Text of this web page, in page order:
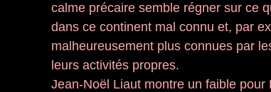
calme précaire semble régner sur ce
dans ce continent mal connu et, par
malheureusement plus connues par
leurs activités propres.
Jean-Noël Liaut montre un faible